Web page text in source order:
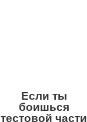
Если ты
боишься
тестовой части